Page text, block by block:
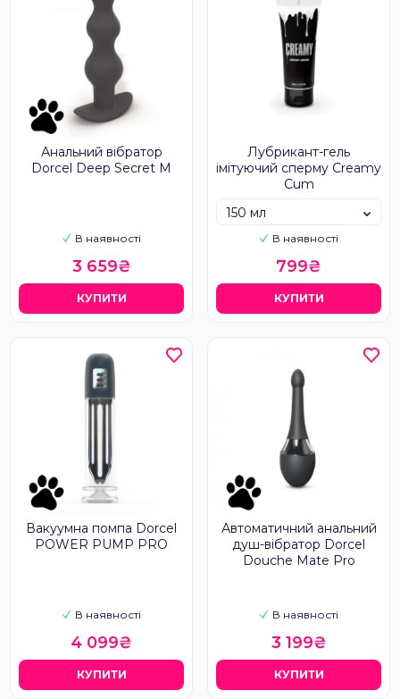
Анальний вібратор
Dorcel Deep Secret M
В наявності
3 659₴
КУПИТИ
Лубрикант-гель
імітуючий сперму Creamy
Cum
В наявності
150 мл
799₴
КУПИТИ
Вакуумна помпа Dorcel
POWER PUMP PRO
В наявності
4 099₴
КУПИТИ
Автоматичний анальний
душ-вібратор Dorcel
Douche Mate Pro
В наявності
3 199₴
КУПИТИ